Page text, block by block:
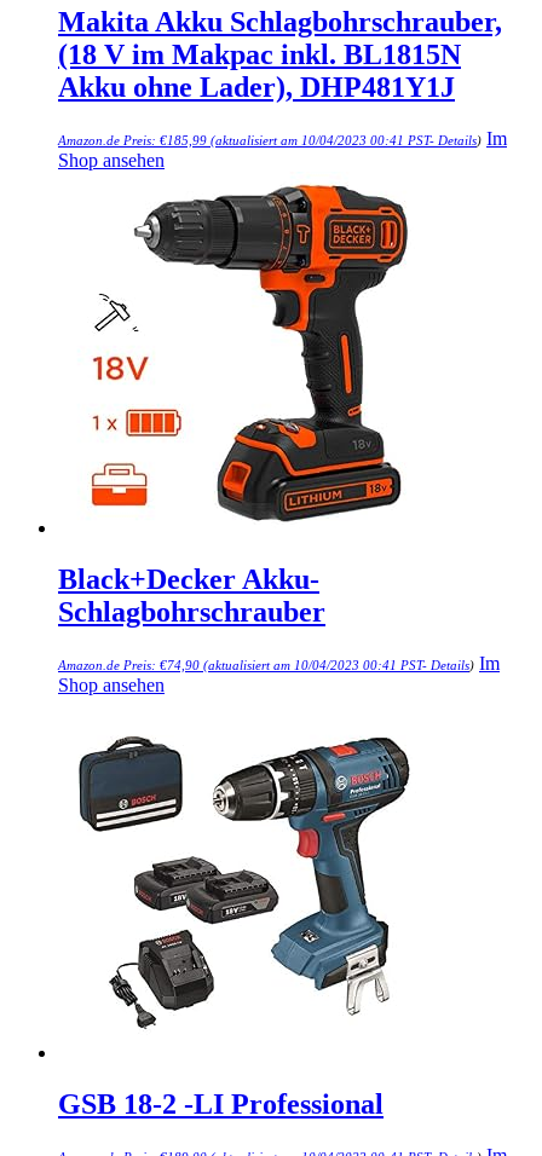
Makita Akku Schlagbohrschrauber,
(18 V im Makpac inkl. BL1815N
Akku ohne Lader), DHP481Y1J
Amazon.de Preis: €185,99 (aktualisiert am 10/04/2023 00:41 PST- Details) Im
Shop ansehen
Black+Decker Akku-
Schlagbohrschrauber
Amazon.de Preis: €74,90 (aktualisiert am 10/04/2023 00:41 PST- Details) Im
Shop ansehen
GSB 18-2 -LI Professional